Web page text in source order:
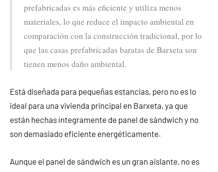
prefabricadas es más eficiente y utiliza menos
materiales, lo que reduce el impacto ambiental en
comparación con la construcción tradicional, por lo
que las casas prefabricadas baratas de Barxeta son
tienen menos daño ambiental.
Está diseñada para pequeñas estancias, pero no es lo
ideal para una vivienda principal en Barxeta, ya que
están hechas íntegramente de panel de sándwich y no
son demasiado eficiente energéticamente.
Aunque el panel de sándwich es un gran aislante, no es